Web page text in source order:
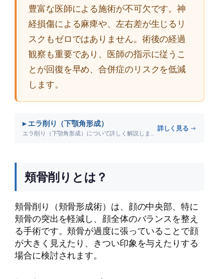
豊富な医師による施術が不可欠です。神
経損傷による麻痺や、左右差が生じるリ
スクもゼロではありません。術後の経過
観察も重要であり、医師の指示に従うこ
とが回復を早め、合併症のリスクを低減
します。
▸ エラ削り（下顎角形成）
エラ削り（下顎角形成）について詳しく解説します。
詳しく見る →
頬骨削りとは？
頬骨削り（頬骨形成術）は、顔の中央部、特に
頬骨の突出を軽減し、顔全体のバランスを整え
る手術です。頬骨が過度に張っていることで顔
が大きく見えたり、きつい印象を与えたりする
場合に検討されます。